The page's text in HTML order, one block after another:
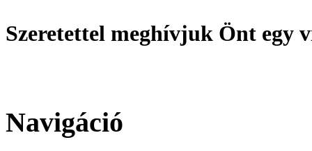
Szeretettel meghívjuk Önt egy
Navigáció